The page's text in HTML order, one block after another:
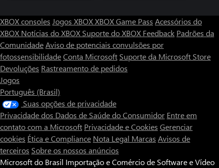
XBOX consoles Jogos XBOXXBOX Game Pass Acessórios do
XBOX Notícias do XBOX Suporte do XBOX Feedback Padrões da
ComunidadeAviso de potenciais convulsões por
fotossensibilidadeConta Microsoft Suporte da Microsoft Store
Devoluções Rastreamento de pedidos
Jogos
Português (Brasil)
Suas opções de privacidade
Privacidade dos Dados de Saúde do Consumidor Entre em
contato com a Microsoft Privacidade e Cookies Gerenciar
cookies Ética e Compliance Nota Legal Marcas Avisos de
terceiros Sobre os nossos anúncios
Microsoft do Brasil Importação e Comércio de Software e Vídeo